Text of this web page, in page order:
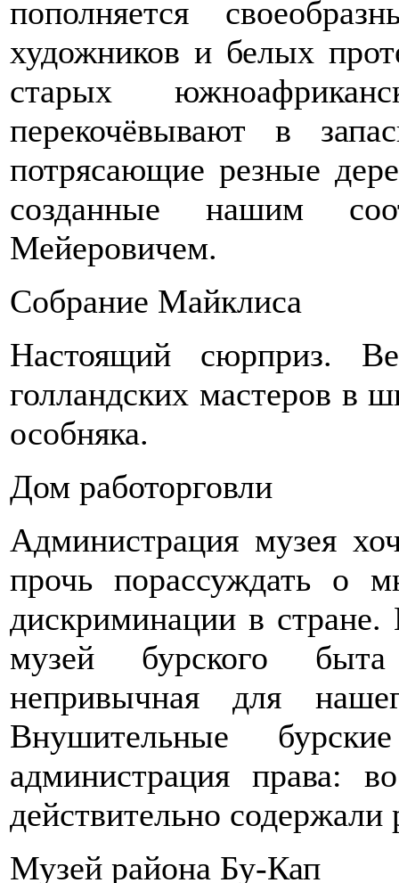
пополняется
художников и белых
старых
перекочёвывают в
потрясающие резные
созданные нашим
Мейеровичем.
Собрание Майклиса
Настоящий сюрприз.
голландских мастеров в
особняка.
Дом работорговли
Администрация музея
прочь порассуждать о
дискриминации в
музей бурского
непривычная для
Внушительные
администрация права:
действительно содержали
Музей района Бу-Кап